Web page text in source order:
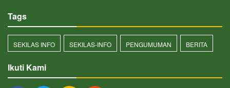
Tags
SEKILAS INFO SEKILAS-INFO PENGUMUMAN BERITA
Ikuti Kami